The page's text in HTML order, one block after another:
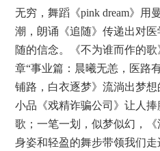
无穷，舞蹈《pink dream》用
潮，朗诵《追随》传递出对
随的信念。《不为谁而作的
章“事业篇：晨曦无恙，医路
铺路，白衣逐梦》流淌出梦想
小品《戏精诈骗公司》让人
歌；一笔一划，似梦似幻，
身姿和轻盈的舞步带领我们